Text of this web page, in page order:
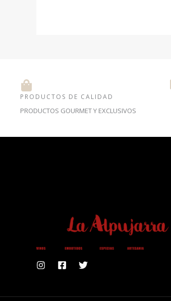
PRODUCTOS DE CALIDAD
PRODUCTOS GOURMET Y EXCLUSIVOS